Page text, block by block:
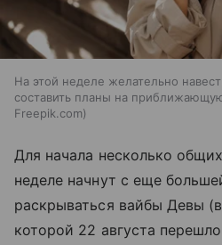
На этой неделе желательно
составить планы на
Freepik.com
Для начала несколько
неделе начнут с еще
раскрываться вайбы Девы
которой 22 августа